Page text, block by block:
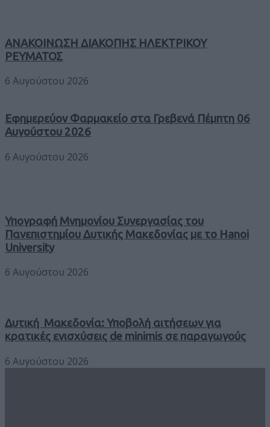
ΑΝΑΚΟΙΝΩΣΗ ΔΙΑΚΟΠΗΣ ΗΛΕΚΤΡΙΚΟΥ
ΡΕΥΜΑΤΟΣ
6 Αυγούστου 2026
Εφημερεύον Φαρμακείο στα Γρεβενά Πέμπτη 06
Αυγούστου 2026
6 Αυγούστου 2026
Υπογραφή Μνημονίου Συνεργασίας του
Πανεπιστημίου Δυτικής Μακεδονίας με το Hanoi
University
6 Αυγούστου 2026
Δυτική Μακεδονία: Υποβολή αιτήσεων για
κρατικές ενισχύσεις de minimis σε παραγωγούς
6 Αυγούστου 2026